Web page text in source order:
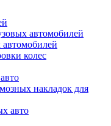
автомобилей
автомобилей
колес
накладок для
авто